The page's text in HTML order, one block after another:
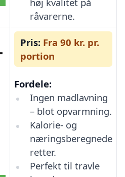
råvarerne.
Pris: Fra 90 kr. pr.
portion
Fordele:
Ingen madlavning
– blot opvarmning.
Kalorie- og
næringsberegnede
retter.
Perfekt til travle